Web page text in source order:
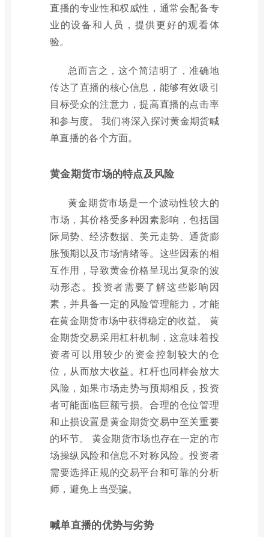
直播的专业性和权威性，通常会配备专
业的设备和人员，提供更好的观看体
验。
总而言之，这个简洁明了，准确地
传达了直播的核心信息，能够有效吸引
目标受众的注意力，提高直播的点击率
和参与度。 我们将深入探讨黄金期货喊
单直播的各个方面。
黄金期货市场的特点及风险
黄金期货市场是一个波动性较大的
市场，其价格受多种因素影响，包括国
际局势、经济数据、美元走势、通货膨
胀预期以及市场情绪等。这些因素的相
互作用，导致黄金价格呈现出复杂的波
动形态。投资者需要了解这些影响因
素，并具备一定的风险管理能力，才能
在黄金期货市场中获得稳定的收益。 黄
金期货交易采用杠杆机制，这意味着投
资者可以用较少的资金控制较大的仓
位，从而放大收益。杠杆也同样会放大
风险，如果市场走势与预期相反，投资
者可能面临巨额亏损。合理的仓位管理
和止损设置是黄金期货交易中至关重要
的环节。 黄金期货市场也存在一定的市
场操纵风险和信息不对称风险。投资者
需要选择正规的交易平台和可靠的分析
师，避免上当受骗。
喊单直播的优势与劣势